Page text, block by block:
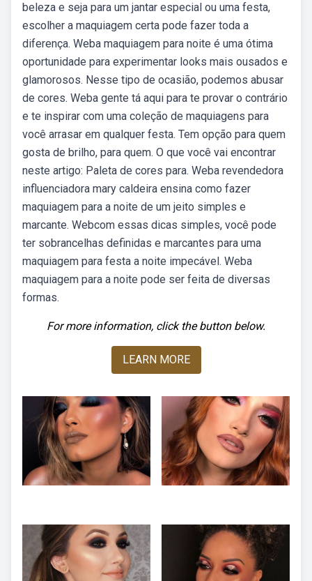
beleza e seja para um jantar especial ou uma festa,
escolher a maquiagem certa pode fazer toda a
diferença. Weba maquiagem para noite é uma ótima
oportunidade para experimentar looks mais ousados e
glamorosos. Nesse tipo de ocasião, podemos abusar
de cores. Weba gente tá aqui para te provar o contrário
e te inspirar com uma coleção de maquiagens para
você arrasar em qualquer festa. Tem opção para quem
gosta de brilho, para quem. O que você vai encontrar
neste artigo: Paleta de cores para. Weba revendedora
influenciadora mary caldeira ensina como fazer
maquiagem para a noite de um jeito simples e
marcante. Webcom essas dicas simples, você pode
ter sobrancelhas definidas e marcantes para uma
maquiagem para festa a noite impecável. Weba
maquiagem para a noite pode ser feita de diversas
formas.
For more information, click the button below.
LEARN MORE